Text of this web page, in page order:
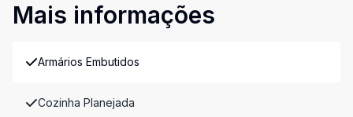
Mais informações
Armários Embutidos
Cozinha Planejada